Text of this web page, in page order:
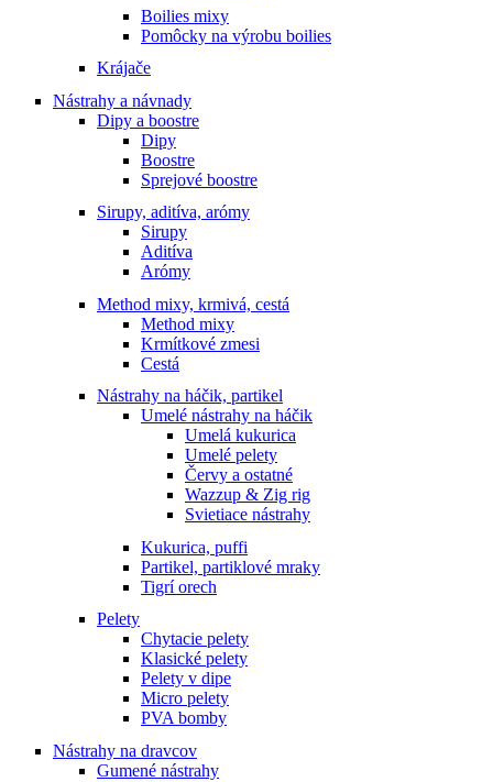
Boilies mixy
Pomôcky na výrobu boilies
Krájače
Nástrahy a návnady
Dipy a boostre
Dipy
Boostre
Sprejové boostre
Sirupy, aditíva, arómy
Sirupy
Aditíva
Arómy
Method mixy, krmivá, cestá
Method mixy
Krmítkové zmesi
Cestá
Nástrahy na háčik, partikel
Umelé nástrahy na háčik
Umelá kukurica
Umelé pelety
Červy a ostatné
Wazzup & Zig rig
Svietiace nástrahy
Kukurica, puffi
Partikel, partiklové mraky
Tigrí orech
Pelety
Chytacie pelety
Klasické pelety
Pelety v dipe
Micro pelety
PVA bomby
Nástrahy na dravcov
Gumené nástrahy